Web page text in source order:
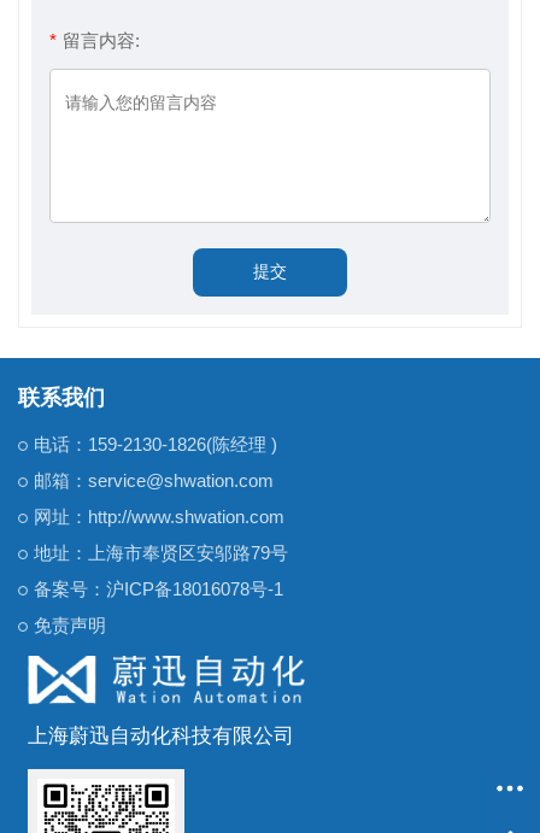
* 留言内容:
联系我们
电话：159-2130-1826(陈经理 )
邮箱：service@shwation.com
网址：http://www.shwation.com
地址：上海市奉贤区安邬路79号
备案号： 沪ICP备18016078号-1
免责声明
上海蔚迅自动化科技有限公司